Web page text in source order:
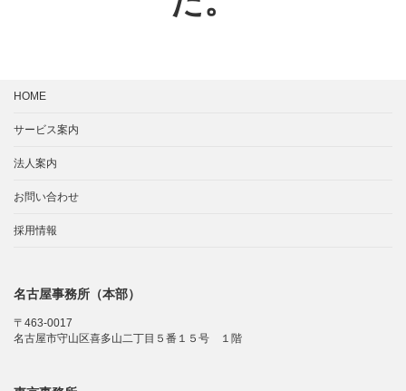
HOME
サービス案内
法人案内
お問い合わせ
採用情報
名古屋事務所（本部）
〒463-0017
名古屋市守山区喜多山二丁目５番１５号 １階